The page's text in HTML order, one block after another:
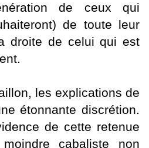
de ceux qui
de toute leur
droite de celui qui est
les explications de
étonnante discrétion.
de cette retenue
cabaliste non